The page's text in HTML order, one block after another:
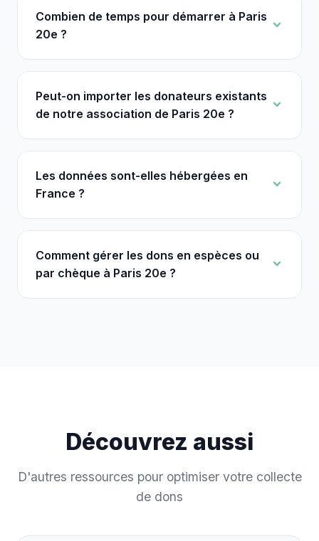
Combien de temps pour démarrer à Paris
20e ?
Peut-on importer les donateurs existants
de notre association de Paris 20e ?
Les données sont-elles hébergées en
France ?
Comment gérer les dons en espèces ou
par chèque à Paris 20e ?
Découvrez aussi
D'autres ressources pour optimiser votre collecte
de dons